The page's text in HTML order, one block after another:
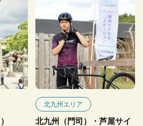
北九州エリア
北九州（門司）・芦屋サイ